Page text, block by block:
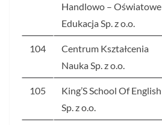
Handlowo – Oświatowe
Edukacja Sp. z o.o.
104
Centrum Kształcenia
Nauka Sp. z o.o.
105
King’S School Of English
Sp. z o.o.